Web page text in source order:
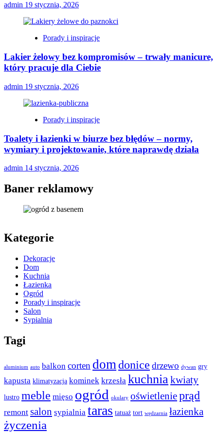
admin 19 stycznia, 2026
Porady i inspiracje
Lakier żelowy bez kompromisów – trwały manicure,
który pracuje dla Ciebie
admin 19 stycznia, 2026
Porady i inspiracje
Toalety i łazienki w biurze bez błędów – normy,
wymiary i projektowanie, które naprawdę działa
admin 14 stycznia, 2026
Baner reklamowy
Kategorie
Dekoracje
Dom
Kuchnia
Łazienka
Ogród
Porady i inspiracje
Salon
Sypialnia
Tagi
aluminium auto balkon corten dom donice drzewo dywan gry
kapusta klimatyzacja kominek krzesła kuchnia kwiaty
lustro meble mięso ogród okulary oświetlenieprąd
remont salon sypialnia taras tatuaż tort wędzarnia łazienka
życzenia